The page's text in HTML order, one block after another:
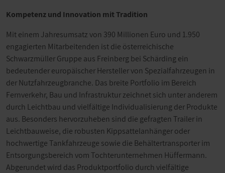
Kompetenz und Innovation mit Tradition
Mit einem Jahresumsatz von 390 Millionen Euro und 1.950
engagierten Mitarbeitenden ist die österreichische
Schwarzmüller Gruppe aus Freinberg bei Schärding ein
bedeutender europäischer Hersteller von Spezialfahrzeugen in
der Nutzfahrzeugbranche. Das breite Portfolio im Bereich
Fernverkehr, Bau und Infrastruktur zeichnet sich unter anderem
durch Leichtbau und vielfältige Individualisierung der Produkte
aus. Besonders hervorzuheben sind die gefragten Trailer in
Leichtbauweise, die robusten Kippsattelanhänger oder
hochwertige Tankfahrzeuge sowie die Behältertransporter im
Entsorgungsbereich vom Tochterunternehmen Hüffermann.
Abgerundet wird das Produktportfolio durch vielfältige